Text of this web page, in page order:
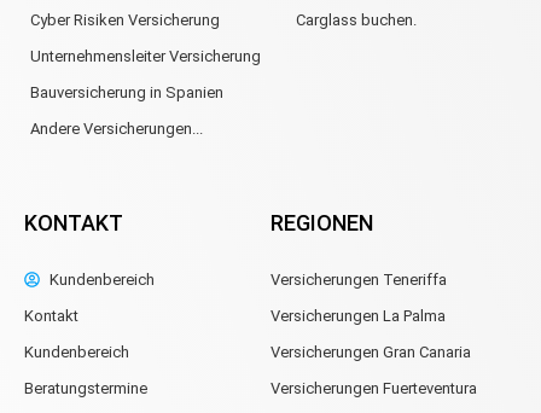
Cyber Risiken Versicherung
Unternehmensleiter Versicherung
Bauversicherung in Spanien
Andere Versicherungen...
Carglass buchen.
KONTAKT
Kundenbereich
Kontakt
Kundenbereich
Beratungstermine
REGIONEN
Versicherungen Teneriffa
Versicherungen La Palma
Versicherungen Gran Canaria
Versicherungen Fuerteventura